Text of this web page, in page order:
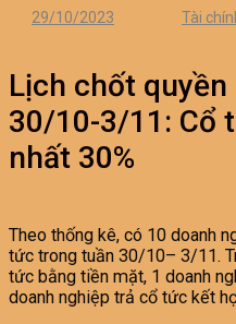
29/10/2023 Tài
Lịch chốt
30/10-3/11: Cổ
nhất 30%
Theo thống kê, có 10 doanh
tức trong tuần 30/10– 3/11.
tức bằng tiền mặt, 1 doanh
doanh nghiệp trả cổ tức kết